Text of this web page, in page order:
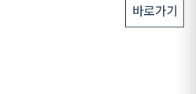
바로가기